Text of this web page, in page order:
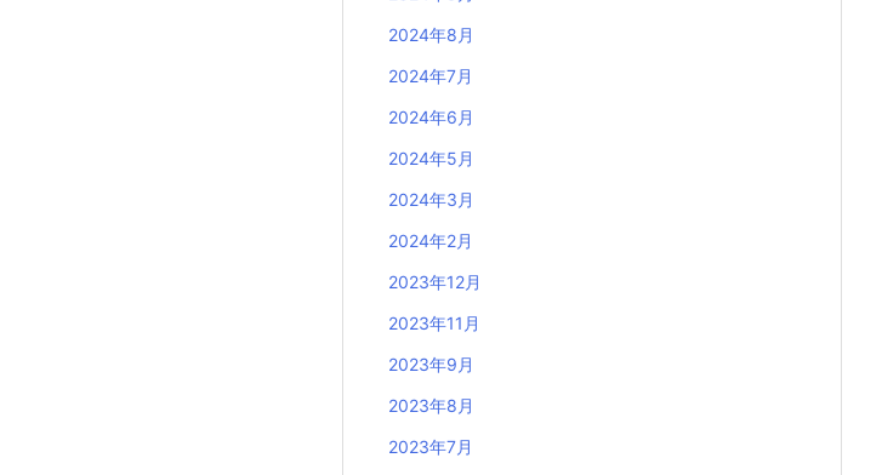
2024年8月
2024年7月
2024年6月
2024年5月
2024年3月
2024年2月
2023年12月
2023年11月
2023年9月
2023年8月
2023年7月